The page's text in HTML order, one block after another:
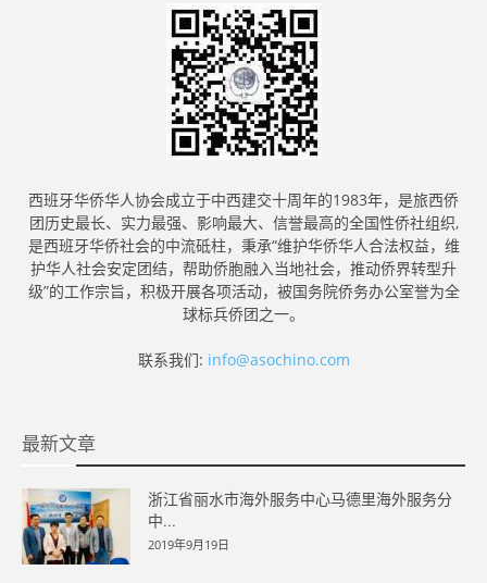
西班牙华侨华人协会成立于中西建交十周年的1983年，是旅西侨
团历史最长、实力最强、影响最大、信誉最高的全国性侨社组织,
是西班牙华侨社会的中流砥柱，秉承“维护华侨华人合法权益，维
护华人社会安定团结，帮助侨胞融入当地社会，推动侨界转型升
级”的工作宗旨，积极开展各项活动，被国务院侨务办公室誉为全
球标兵侨团之一。
联系我们: info@asochino.com
最新文章
浙江省丽水市海外服务中心马德里海外服务分
中...
2019年9月19日